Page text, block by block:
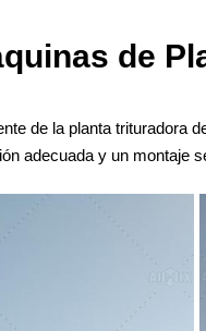
de
de la planta trituradora
adecuada y un montaje